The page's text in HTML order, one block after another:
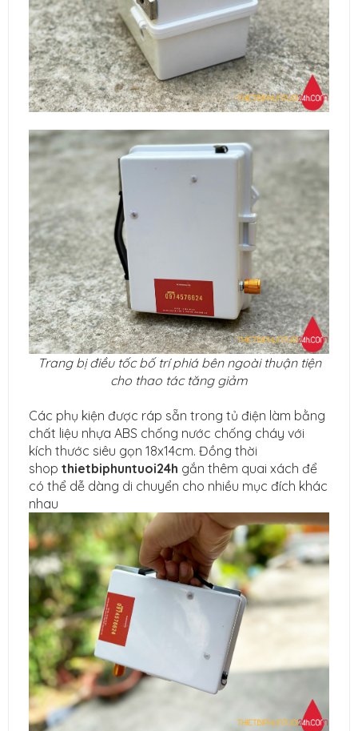
Trang bị điều tốc bố trí phiá bên ngoài thuận tiện
cho thao tác tăng giảm
Các phụ kiện được ráp sẵn trong tủ điện làm bằng
chất liệu nhựa ABS chống nước chống cháy với
kích thước siêu gọn 18x14cm. Đồng thời
shop thietbiphuntuoi24h gắn thêm quai xách để
có thể dễ dàng di chuyển cho nhiều mục đích khác
nhau